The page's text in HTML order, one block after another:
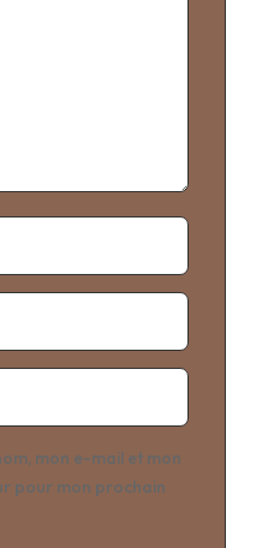
mon e-mail et mon
pour mon prochain